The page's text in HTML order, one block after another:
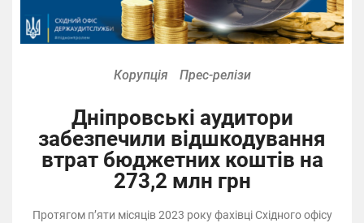
Корупція Прес-релізи
Дніпровські аудитори
забезпечили відшкодування
втрат бюджетних коштів на
273,2 млн грн
Протягом п’яти місяців 2023 року фахівці Східного офісу